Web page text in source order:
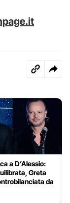
a D’Alessio:
Greta
da